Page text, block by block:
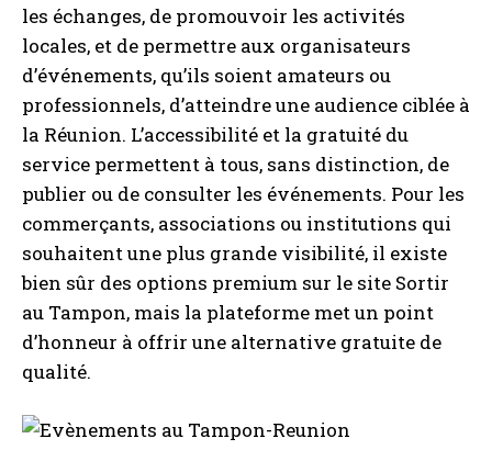
les échanges, de promouvoir les activités
locales, et de permettre aux organisateurs
d’événements, qu’ils soient amateurs ou
professionnels, d’atteindre une audience ciblée à
la Réunion. L’accessibilité et la gratuité du
service permettent à tous, sans distinction, de
publier ou de consulter les événements. Pour les
commerçants, associations ou institutions qui
souhaitent une plus grande visibilité, il existe
bien sûr des options premium sur le site Sortir
au Tampon, mais la plateforme met un point
d’honneur à offrir une alternative gratuite de
qualité.